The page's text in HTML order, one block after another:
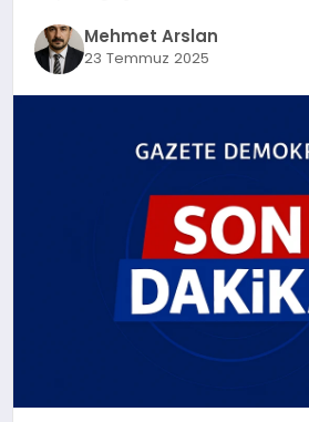
EĞITIM
Mehmet Arslan
23 Temmuz 2025